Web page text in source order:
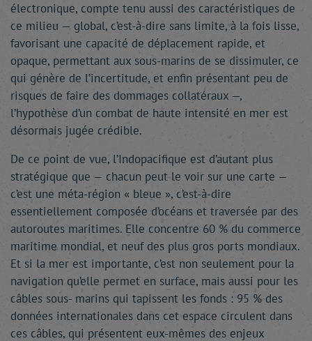
électronique, compte tenu aussi des caractéristiques de
ce milieu — global, c’est-à-dire sans limite, à la fois lisse,
favorisant une capacité de déplacement rapide, et
opaque, permettant aux sous-marins de se dissimuler, ce
qui génère de l’incertitude, et enfin présentant peu de
risques de faire des dommages collatéraux —,
l’hypothèse d’un combat de haute intensité en mer est
désormais jugée crédible.
De ce point de vue, l’Indopacifique est d’autant plus
stratégique que — chacun peut le voir sur une carte —
c’est une méta-région « bleue », c’est-à-dire
essentiellement composée d’océans et traversée par des
autoroutes maritimes. Elle concentre 60 % du commerce
maritime mondial, et neuf des plus gros ports mondiaux.
Et si la mer est importante, c’est non seulement pour la
navigation qu’elle permet en surface, mais aussi pour les
câbles sous- marins qui tapissent les fonds : 95 % des
données internationales dans cet espace circulent dans
ces câbles, qui présentent eux-mêmes des enjeux